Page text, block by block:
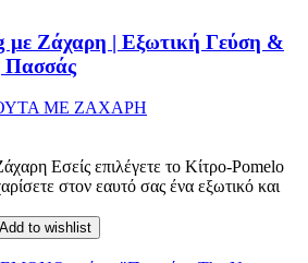
με Ζάχαρη | Εξωτική Γεύση &
Πασσάς
ΜΕ ΖΑΧΑΡΗ
Εσείς επιλέγετε το Κίτρο-Pomelo
στον εαυτό σας ένα εξωτικό και
Add to wishlist